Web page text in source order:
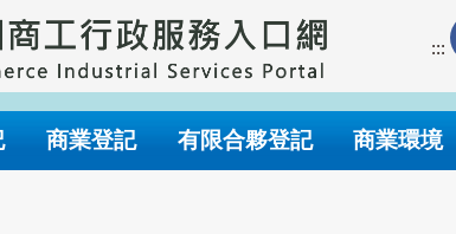
:::
商業登記 有限合夥登記 商業環境